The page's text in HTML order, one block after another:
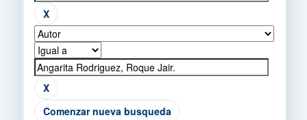
Comenzar nueva busqueda